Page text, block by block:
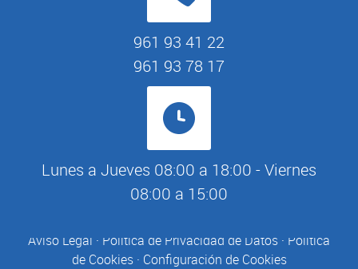
961 93 41 22
961 93 78 17
Lunes a Jueves 08:00 a 18:00 - Viernes
08:00 a 15:00
Aviso Legal · Política de Privacidad de Datos · Política
de Cookies· Configuración de Cookies